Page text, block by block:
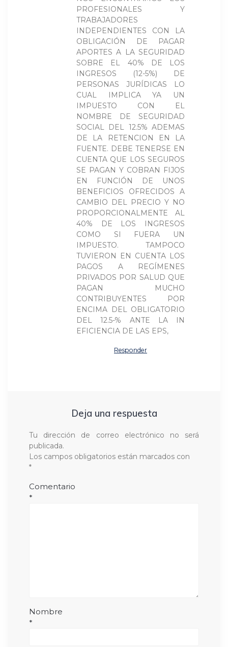
PROFESIONALES Y
TRABAJADORES
INDEPENDIENTES CON LA
OBLIGACIÓN DE PAGAR
APORTES A LA SEGURIDAD
SOBRE EL 40% DE LOS
INGRESOS (12-5%) DE
PERSONAS JURÍDICAS LO
CUAL IMPLICA YA UN
IMPUESTO CON EL
NOMBRE DE SEGURIDAD
SOCIAL DEL 12.5% ADEMAS
DE LA RETENCION EN LA
FUENTE. DEBE TENERSE EN
CUENTA QUE LOS SEGUROS
SE PAGAN Y COBRAN FIJOS
EN FUNCIÓN DE UNOS
BENEFICIOS OFRECIDOS A
CAMBIO DEL PRECIO Y NO
PROPORCIONALMENTE AL
40% DE LOS INGRESOS
COMO SI FUERA UN
IMPUESTO. TAMPOCO
TUVIERON EN CUENTA LOS
PAGOS A REGÍMENES
PRIVADOS POR SALUD QUE
PAGAN MUCHO
CONTRIBUYENTES POR
ENCIMA DEL OBLIGATORIO
DEL 12.5-% ANTE LA IN
EFICIENCIA DE LAS EPS,
Responder
Deja una respuesta
Tu dirección de correo electrónico no será
publicada.
Los campos obligatorios están marcados con
*
Comentario
*
Nombre
*